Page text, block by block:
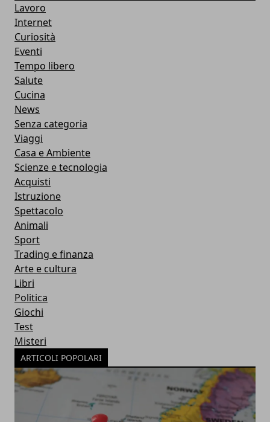
Lavoro
Internet
Curiosità
Eventi
Tempo libero
Salute
Cucina
News
Senza categoria
Viaggi
Casa e Ambiente
Scienze e tecnologia
Acquisti
Istruzione
Spettacolo
Animali
Sport
Trading e finanza
Arte e cultura
Libri
Politica
Giochi
Test
Misteri
ARTICOLI POPOLARI